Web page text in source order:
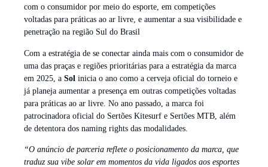
com o consumidor por meio do esporte, em competições
voltadas para práticas ao ar livre, e aumentar a sua visibilidade e
penetração na região Sul do Brasil
Com a estratégia de se conectar ainda mais com o consumidor de
uma das praças e regiões prioritárias para a estratégia da marca
em 2025, a Sol inicia o ano como a cerveja oficial do torneio e
já planeja aumentar a presença em outras competições voltadas
para práticas ao ar livre. No ano passado, a marca foi
patrocinadora oficial do Sertões Kitesurf e Sertões MTB, além
de detentora dos naming rights das modalidades.
“O anúncio de parceria reflete o posicionamento da marca, que
traduz sua vibe solar em momentos da vida ligados aos esportes